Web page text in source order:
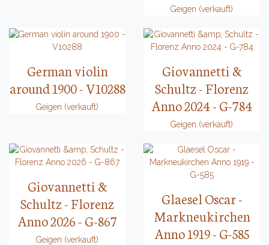
Geigen (verkauft)
German violin
around 1900 - V10288
Geigen (verkauft)
Giovannetti &
Schultz - Florenz
Anno 2024 - G-784
Geigen (verkauft)
Giovannetti &
Schultz - Florenz
Anno 2026 - G-867
Geigen (verkauft)
Glaesel Oscar -
Markneukirchen
Anno 1919 - G-585